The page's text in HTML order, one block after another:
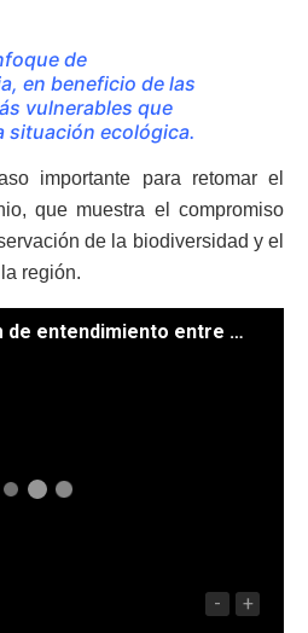
de
en beneficio de las
vulnerables que
situación ecológica.
importante para retomar el
que muestra el compromiso
de la biodiversidad y el
región.
Firman memorándum de entendimiento entre la Comisión del Plan Trifinio y la UICN. / Foto: Vicepresidencia.
- +